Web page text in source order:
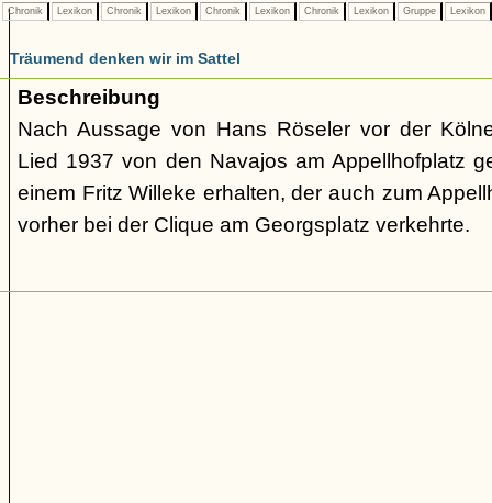
Chronik Lexikon Chronik Lexikon Chronik Lexikon Chronik Lexikon Gruppe Lexikon
Träumend denken wir im Sattel
Beschreibung
Nach Aussage von Hans Röseler vor der
Lied 1937 von den Navajos am Appellhofplatz
einem Fritz Willeke erhalten, der auch zum
vorher bei der Clique am Georgsplatz verkehrte.